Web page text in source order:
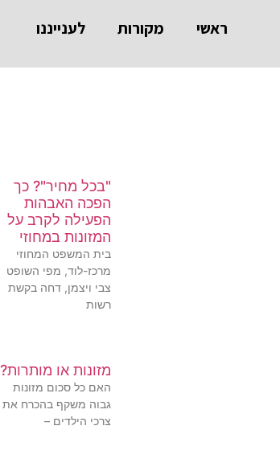
ראשי מקורות לענייננו
"בכל מחיר"? כך
הפכה האבהות
הפעילה לקרב על
המזונות במחוזי
בית המשפט המחוזי
מרכז-לוד, מפי השופט
צבי ויצמן, דחה בקשת
רשות
מזונות או מותרות?
האם כל סכום מזונות
גבוה משקף בהכרח את
צרכי הילדים –